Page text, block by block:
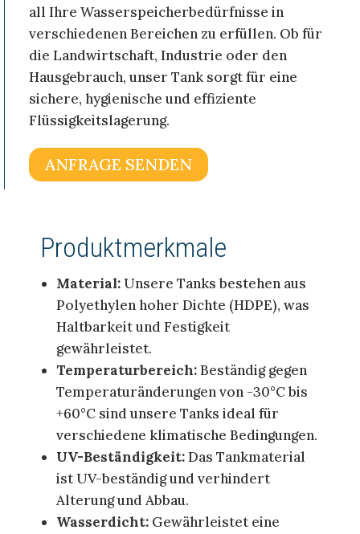
all Ihre Wasserspeicherbedürfnisse in
verschiedenen Bereichen zu erfüllen. Ob für
die Landwirtschaft, Industrie oder den
Hausgebrauch, unser Tank sorgt für eine
sichere, hygienische und effiziente
Flüssigkeitslagerung.
ANFRAGE SENDEN
Produktmerkmale
Material:Unsere Tanks bestehen aus
Polyethylen hoher Dichte (HDPE), was
Haltbarkeit und Festigkeit
gewährleistet.
Temperaturbereich:Beständig gegen
Temperaturänderungen von -30°C bis
+60°C sind unsere Tanks ideal für
verschiedene klimatische Bedingungen.
UV-Beständigkeit:Das Tankmaterial
ist UV-beständig und verhindert
Alterung und Abbau.
Wasserdicht: Gewährleistet eine